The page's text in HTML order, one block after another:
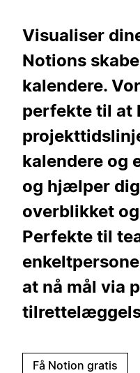
Visualiser
Notions
kalendere.
perfekte til
kalendere og
og hjælper
overblikket
Perfekte til
at nå mål via
Få Notion gratis